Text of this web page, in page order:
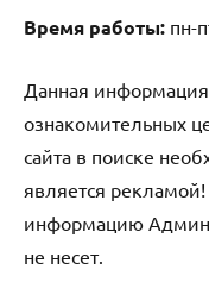
Время работы: пн-
Данная
ознакомительных
сайта в поиске
является
информацию
не несет.